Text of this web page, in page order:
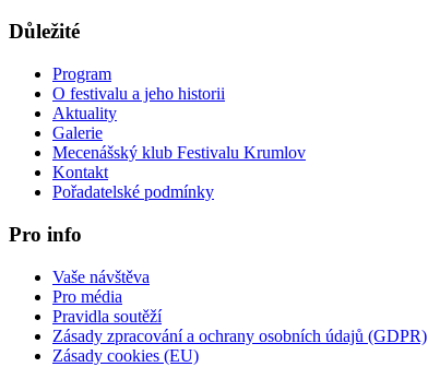
Důležité
Program
O festivalu a jeho historii
Aktuality
Galerie
Mecenášský klub Festivalu Krumlov
Kontakt
Pořadatelské podmínky
Pro info
Vaše návštěva
Pro média
Pravidla soutěží
Zásady zpracování a ochrany osobních údajů (GDPR)
Zásady cookies (EU)